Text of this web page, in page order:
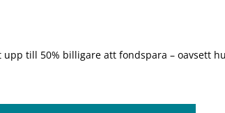
till 50% billigare att fondspara – oavsett